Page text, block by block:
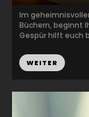
Im
Büchern, beginnt
Gespür hilft euch
WEITER